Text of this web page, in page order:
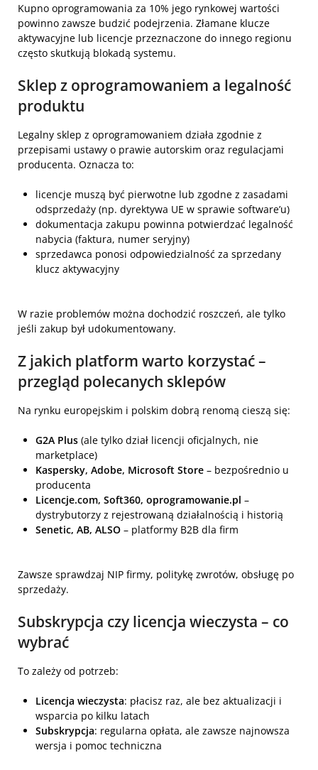
Kupno oprogramowania za 10% jego rynkowej wartości
powinno zawsze budzić podejrzenia. Złamane klucze
aktywacyjne lub licencje przeznaczone do innego regionu
często skutkują blokadą systemu.
Sklep z oprogramowaniem a legalność
produktu
Legalny sklep z oprogramowaniem działa zgodnie z
przepisami ustawy o prawie autorskim oraz regulacjami
producenta. Oznacza to:
licencje muszą być pierwotne lub zgodne z zasadami
odsprzedaży (np. dyrektywa UE w sprawie software’u)
dokumentacja zakupu powinna potwierdzać legalność
nabycia (faktura, numer seryjny)
sprzedawca ponosi odpowiedzialność za sprzedany
klucz aktywacyjny
W razie problemów można dochodzić roszczeń, ale tylko
jeśli zakup był udokumentowany.
Z jakich platform warto korzystać –
przegląd polecanych sklepów
Na rynku europejskim i polskim dobrą renomą cieszą się:
G2A Plus (ale tylko dział licencji oficjalnych, nie
marketplace)
Kaspersky, Adobe, Microsoft Store – bezpośrednio u
producenta
Licencje.com, Soft360, oprogramowanie.pl –
dystrybutorzy z rejestrowaną działalnością i historią
Senetic, AB, ALSO – platformy B2B dla firm
Zawsze sprawdzaj NIP firmy, politykę zwrotów, obsługę po
sprzedaży.
Subskrypcja czy licencja wieczysta – co
wybrać
To zależy od potrzeb:
Licencja wieczysta: płacisz raz, ale bez aktualizacji i
wsparcia po kilku latach
Subskrypcja: regularna opłata, ale zawsze najnowsza
wersja i pomoc techniczna